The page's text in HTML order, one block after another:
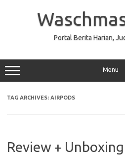
Portal Berita Harian,
Menu
TAG ARCHIVES: AIRPODS
Review +